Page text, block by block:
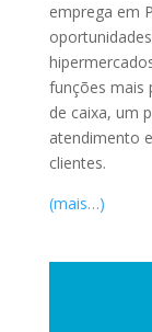
emprega em
funções mais
de caixa, um
atendimento
clientes.
(mais…)